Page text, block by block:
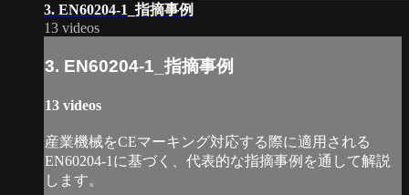
3. EN60204-1_指摘事例
13 videos
3. EN60204-1_指摘事例
13 videos
産業機械をCEマーキング対応する際に適用される
EN60204-1に基づく、代表的な指摘事例を通して解説
します。